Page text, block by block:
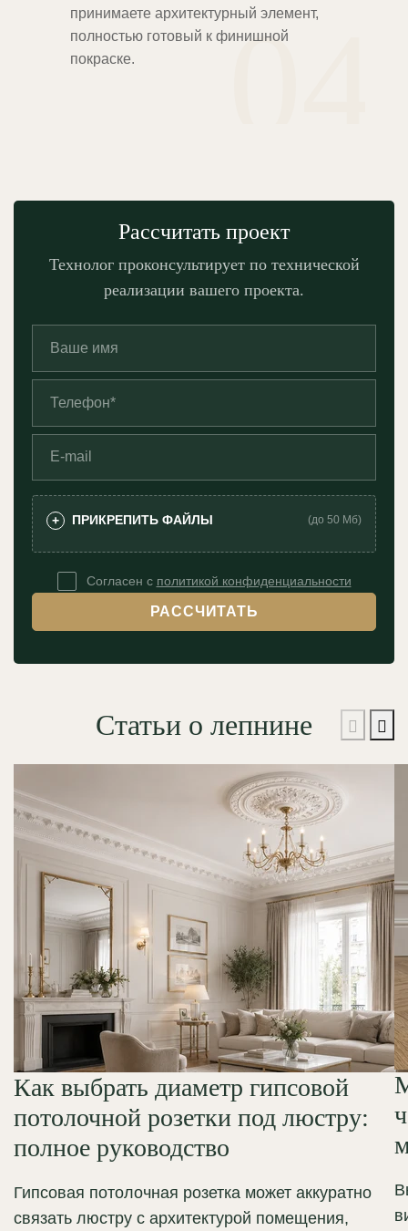
04
принимаете архитектурный элемент,
полностью готовый к финишной
покраске.
Рассчитать проект
Технолог проконсультирует по технической
реализации вашего проекта.
+ ПРИКРЕПИТЬ ФАЙЛЫ (до 50 Мб)
Согласен с политикой конфиденциальности
РАССЧИТАТЬ
Статьи о лепнине
Как выбрать диаметр гипсовой
потолочной розетки под люстру:
полное руководство
Гипсовая потолочная розетка может аккуратно
связать люстру с архитектурой помещения,